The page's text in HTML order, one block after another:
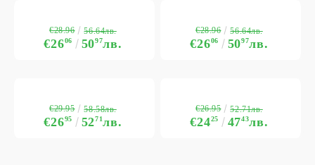
€2606 5097лв.
€28.96 56.64лв.
€2606 5097лв.
€28.96 56.64лв.
€2695 5271лв.
€29.95 58.58лв.
€2425 4743лв.
€26.95 52.71лв.